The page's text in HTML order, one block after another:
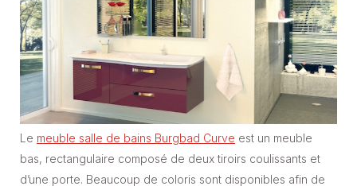
Le meuble salle de bains Burgbad Curve est un meuble
bas, rectangulaire composé de deux tiroirs coulissants et
d’une porte. Beaucoup de coloris sont disponibles afin de